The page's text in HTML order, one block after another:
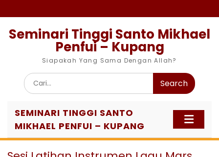
to
Seminari Tinggi Santo Mikhael
Penfui – Kupang
Siapakah Yang Sama Dengan Allah?
Search
for:
SEMINARI TINGGI SANTO
MIKHAEL PENFUI – KUPANG